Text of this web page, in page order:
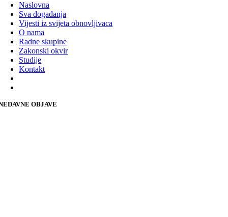
Naslovna
Sva događanja
Vijesti iz svijeta obnovljivaca
O nama
Radne skupine
Zakonski okvir
Studije
Kontakt
OBJAVE